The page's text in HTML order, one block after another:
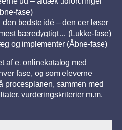
fase)
bedste idé – den der løser
bæredygtigt… (Lukke-fase)
og implementer (Åbne-fase)
af et onlinekatalog med
fase, og som eleverne
procesplanen, sammen med
vurderingskriterier m.m.